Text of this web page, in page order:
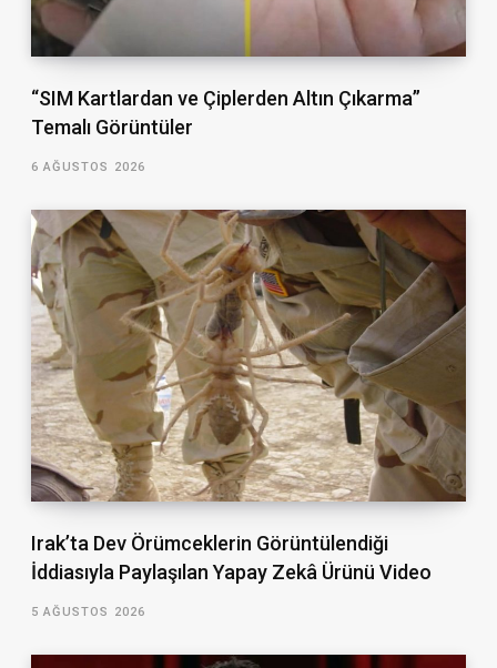
“SIM Kartlardan ve Çiplerden Altın Çıkarma”
Temalı Görüntüler
6 AĞUSTOS 2026
Irak’ta Dev Örümceklerin Görüntülendiği
İddiasıyla Paylaşılan Yapay Zekâ Ürünü Video
5 AĞUSTOS 2026